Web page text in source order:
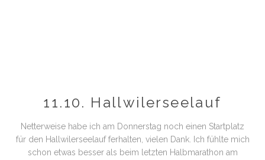
11.10. Hallwilerseelauf
Netterweise habe ich am Donnerstag noch einen Startplatz
für den Hallwilerseelauf ferhalten, vielen Dank. Ich fühlte mich
schon etwas besser als beim letzten Halbmarathon am